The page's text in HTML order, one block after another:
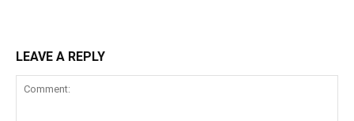
LEAVE A REPLY